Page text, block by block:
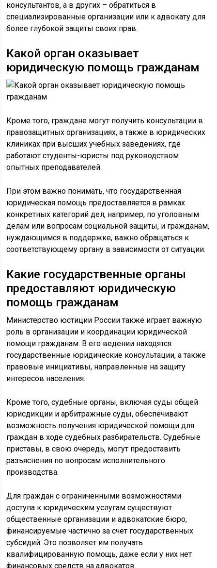
консультантов, а в других – обратиться в
специализированные организации или к адвокату для
более глубокой защиты своих прав.
Какой орган оказывает
юридическую помощь гражданам
Кроме того, граждане могут получить консультации в
правозащитных организациях, а также в юридических
клиниках при высших учебных заведениях, где
работают студенты-юристы под руководством
опытных преподавателей.
При этом важно понимать, что государственная
юридическая помощь предоставляется в рамках
конкретных категорий дел, например, по уголовным
делам или вопросам социальной защиты, и гражданам,
нуждающимся в поддержке, важно обращаться к
соответствующему органу в зависимости от ситуации.
Какие государственные органы
предоставляют юридическую
помощь гражданам
Министерство юстиции России также играет важную
роль в организации и координации юридической
помощи гражданам. В его ведении находятся
государственные юридические консультации, а также
правовые инициативы, направленные на защиту
интересов населения.
Кроме того, судебные органы, включая суды общей
юрисдикции и арбитражные суды, обеспечивают
возможность получения юридической помощи для
граждан в ходе судебных разбирательств. Судебные
приставы, в свою очередь, могут предоставить
разъяснения по вопросам исполнительного
производства.
Для граждан с ограниченными возможностями
доступа к юридическим услугам существуют
общественные организации и адвокатские бюро,
финансируемые частично за счет государственных
субсидий. Это позволяет им получать
квалифицированную помощь, даже если у них нет
финансовых средств на адвокатов.